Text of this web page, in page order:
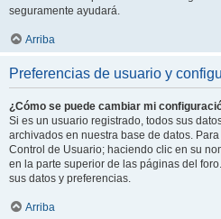
seguramente ayudará.
Arriba
Preferencias de usuario y
¿Cómo se puede cambiar mi
Si es un usuario registrado, todos sus
archivados en nuestra base de datos.
Control de Usuario; haciendo clic en su
en la parte superior de las páginas del
sus datos y preferencias.
Arriba